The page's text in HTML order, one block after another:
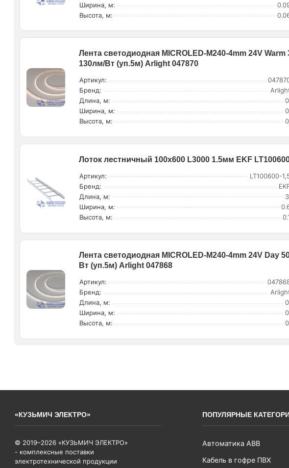
Ширина, м:
Высота, м:
Лента светодиодная MICROLED-M240-4mm 24V
130лм/Вт (уп.5м) Arlight 047870
Артикул:
Бренд:
Длина, м:
Ширина, м:
Высота, м:
Лоток лестничный 100х600 L3000 1.5мм EKF
Артикул:
LT100600-
Бренд:
Длина, м:
Ширина, м:
Высота, м:
0.1
Лента светодиодная MICROLED-M240-4mm 24V Day
Вт (уп.5м) Arlight 047868
Артикул:
Бренд:
Длина, м:
Ширина, м:
Высота, м:
«КУЗЬМИЧ ЭЛЕКТРО»
© 2019–2026 «КУЗЬМИЧ ЭЛЕКТРО»
- комплексные поставки
электротехнической продукции
ПОПУЛЯРНЫЕ
Автоматика ABB
Кабель в гофре ПВХ